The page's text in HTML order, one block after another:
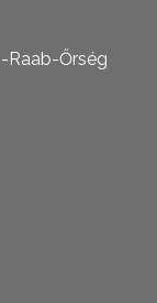
Raab-Őrség